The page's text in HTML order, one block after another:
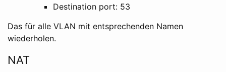
Destination port: 53
Das für alle VLAN mit entsprechenden Namen
wiederholen.
NAT